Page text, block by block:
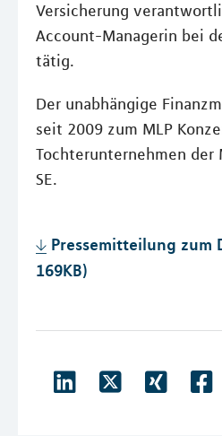
Versicherung
Account-Managerin bei
tätig.
Der unabhängige
seit 2009 zum MLP
Tochterunternehmen der
SE.
Pressemitteilung zum
169KB)